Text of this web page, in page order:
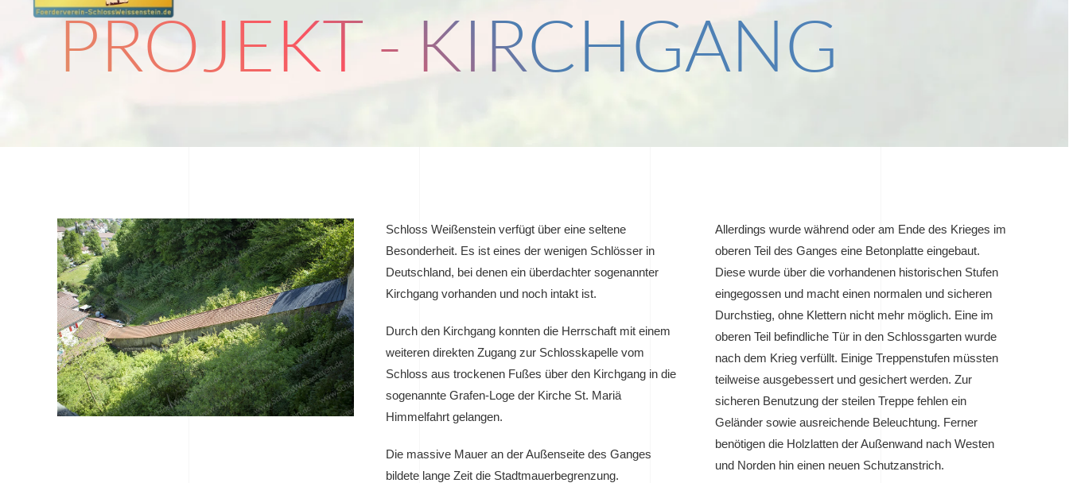
PROJEKT - KIRCHGANG
Bild größer anzeigen
Schloss Weißenstein verfügt über eine seltene
Besonderheit. Es ist eines der wenigen Schlösser in
Deutschland, bei denen ein überdachter sogenannter
Kirchgang vorhanden und noch intakt ist.
Durch den Kirchgang konnten die Herrschaft mit einem
weiteren direkten Zugang zur Schlosskapelle vom
Schloss aus trockenen Fußes über den Kirchgang in die
sogenannte Grafen-Loge der Kirche St. Mariä
Himmelfahrt gelangen.
Die massive Mauer an der Außenseite des Ganges
bildete lange Zeit die Stadtmauerbegrenzung.
Allerdings wurde während oder am Ende des Krieges im
oberen Teil des Ganges eine Betonplatte eingebaut.
Diese wurde über die vorhandenen historischen Stufen
eingegossen und macht einen normalen und sicheren
Durchstieg, ohne Klettern nicht mehr möglich. Eine im
oberen Teil befindliche Tür in den Schlossgarten wurde
nach dem Krieg verfüllt. Einige Treppenstufen müssten
teilweise ausgebessert und gesichert werden. Zur
sicheren Benutzung der steilen Treppe fehlen ein
Geländer sowie ausreichende Beleuchtung. Ferner
benötigen die Holzlatten der Außenwand nach Westen
und Norden hin einen neuen Schutzanstrich.